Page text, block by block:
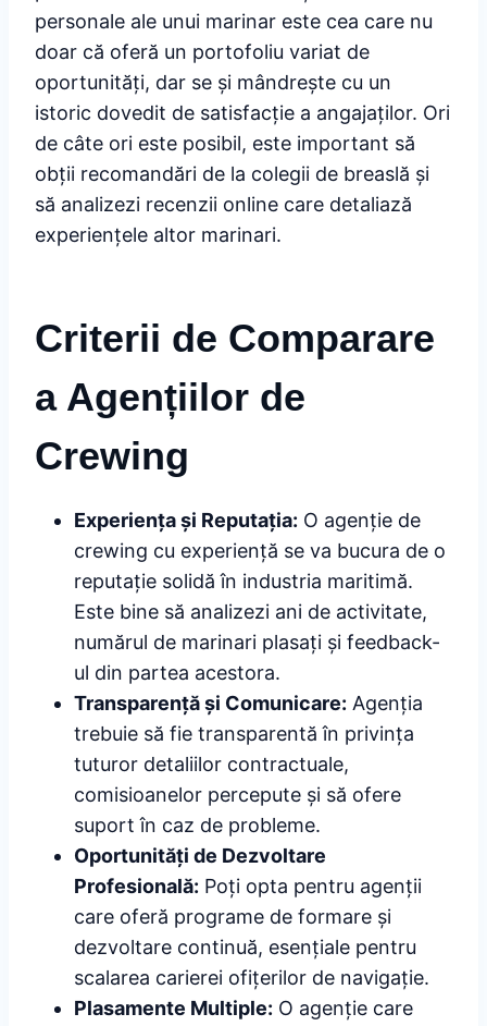
personale ale unui marinar este cea care nu
doar că oferă un portofoliu variat de
oportunități, dar se și mândrește cu un
istoric dovedit de satisfacție a angajaților. Ori
de câte ori este posibil, este important să
obții recomandări de la colegii de breaslă și
să analizezi recenzii online care detaliază
experiențele altor marinari.
Criterii de Comparare
a Agențiilor de
Crewing
Experiența și Reputația: O agenție de
crewing cu experiență se va bucura de o
reputație solidă în industria maritimă.
Este bine să analizezi ani de activitate,
numărul de marinari plasați și feedback-
ul din partea acestora.
Transparență și Comunicare: Agenția
trebuie să fie transparentă în privința
tuturor detaliilor contractuale,
comisioanelor percepute și să ofere
suport în caz de probleme.
Oportunități de Dezvoltare
Profesională: Poți opta pentru agenții
care oferă programe de formare și
dezvoltare continuă, esențiale pentru
scalarea carierei ofițerilor de navigație.
Plasamente Multiple: O agenție care